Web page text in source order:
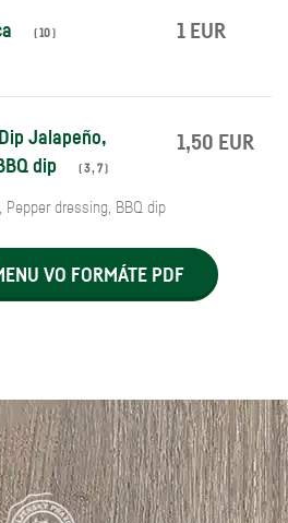
(10) 1 EUR
Jalapeño,
dip
(3,7)
1,50 EUR
dressing, BBQ dip
VO FORMÁTE PDF